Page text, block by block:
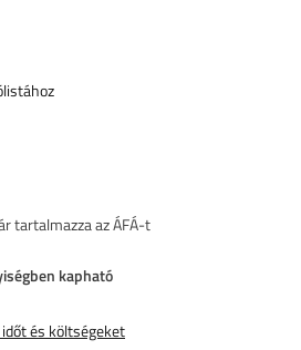
tartalmazza az ÁFÁ-t
kapható
és költségeket